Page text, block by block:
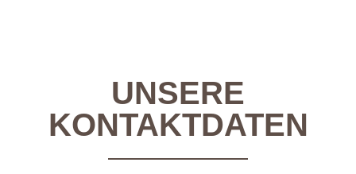
UNSERE
KONTAKTDATEN